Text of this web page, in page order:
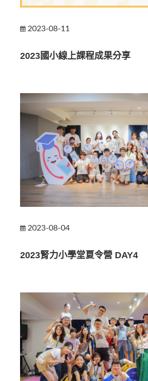
2023-08-11
2023國小線上課程成果分享⁣
2023-08-04
2023腎力小學堂夏令營 DAY4